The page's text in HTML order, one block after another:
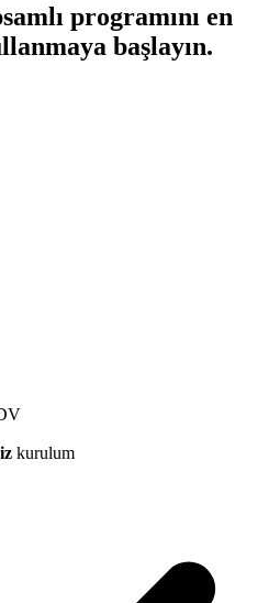
programını en
başlayın.
kurulum